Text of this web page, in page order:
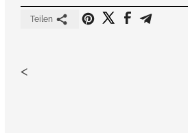
Teilen
<